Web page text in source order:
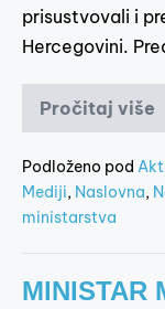
prisustvovali i
Hercegovini.
Pročitaj više
Podloženo pod
Mediji, Naslovna,
ministarstva
MINISTAR